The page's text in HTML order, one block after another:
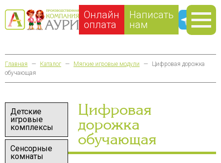
Онлайн
оплата
Написать
нам
Главная — Каталог — Мягкие игровые модули —
Цифровая дорожка
обучающая
Детские
игровые
комплексы
Сенсорные
комнаты
Цифровая
дорожка
обучающая